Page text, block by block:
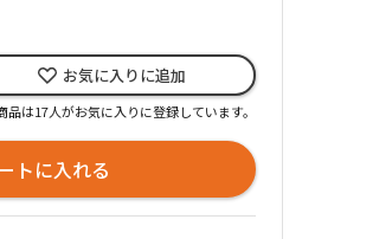
お気に入りに追加
品は17人がお気に入りに登録しています。
トに入れる